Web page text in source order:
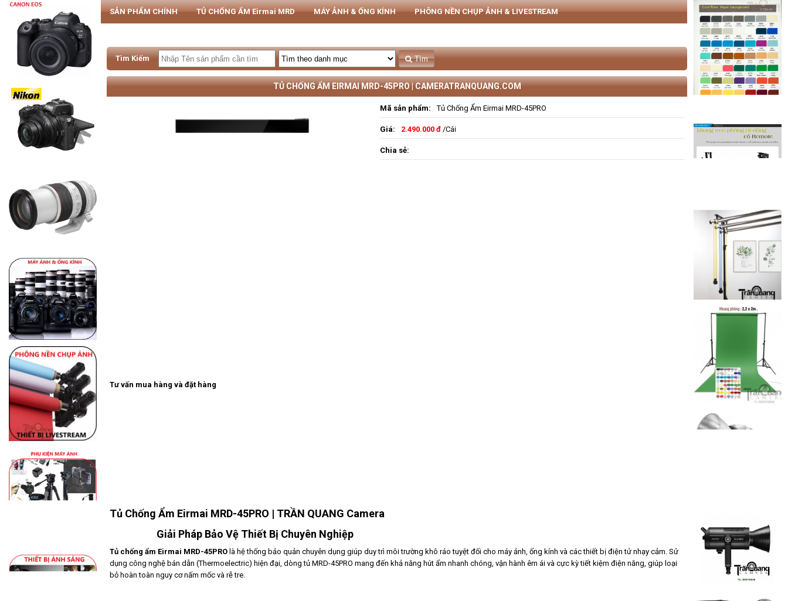
SẢN PHẨM CHÍNH TỦ CHỐNG ẨM Eirmai MRD MÁY ẢNH & ỐNG KÍNH PHÔNG NỀN CHỤP ẢNH & LIVESTREAM
Tìm Kiếm Tìm
TỦ CHỐNG ẨM EIRMAI MRD-45PRO | CAMERATRANQUANG.COM
Mã sản phẩm: Tủ Chống Ẩm Eirmai MRD-45PRO
Giá: 2.490.000 đ /Cái
Chia sẻ:
Tư vấn mua hàng và đặt hàng
Tủ Chống Ẩm Eirmai MRD-45PRO | TRẦN QUANG Camera
Giải Pháp Bảo Vệ Thiết Bị Chuyên Nghiệp
Tủ chống ẩm Eirmai MRD-45PRO là hệ thống bảo quản chuyên dụng giúp duy trì môi trường khô ráo tuyệt đối cho máy ảnh, ống kính và các thiết bị điện tử nhạy cảm. Sử
dụng công nghệ bán dẫn (Thermoelectric) hiện đại, dòng tủ MRD-45PRO mang đến khả năng hút ẩm nhanh chóng, vận hành êm ái và cực kỳ tiết kiệm điện năng, giúp loại
bỏ hoàn toàn nguy cơ nấm mốc và rễ tre.